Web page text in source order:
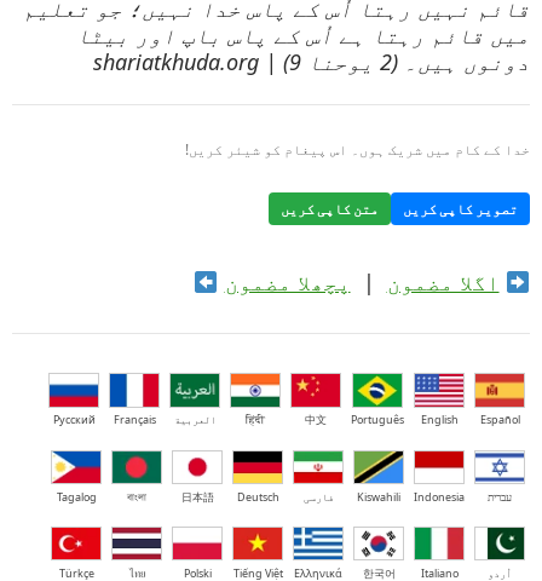
قائم نہیں رہتا اُس کے پاس خدا نہیں؛ جو تعلیم
میں قائم رہتا ہے اُس کے پاس باپ اور بیٹا
دونوں ہیں۔ (2 یوحنا 9) | shariatkhuda.org
خدا کے کام میں شریک ہوں۔ اس پیغام کو شیئر کریں!
تصویر کاپی کریں متن کاپی کریں
اگلا مضمون | پچھلا مضمون
Español
English
Português
中文
हिंदी العربية Français
Русский
עברית Indonesia
Kiswahili فارسی Deutsch
日本語
বাংলা
Tagalog
اُردو Italiano
한국어
Ελληνικά
Tiếng Việt
Polski
ไทย
Türkçe